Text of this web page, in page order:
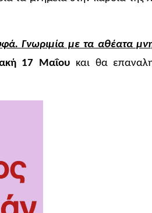
Γνωριμία με τα αθέατα
17 Μαΐου και θα